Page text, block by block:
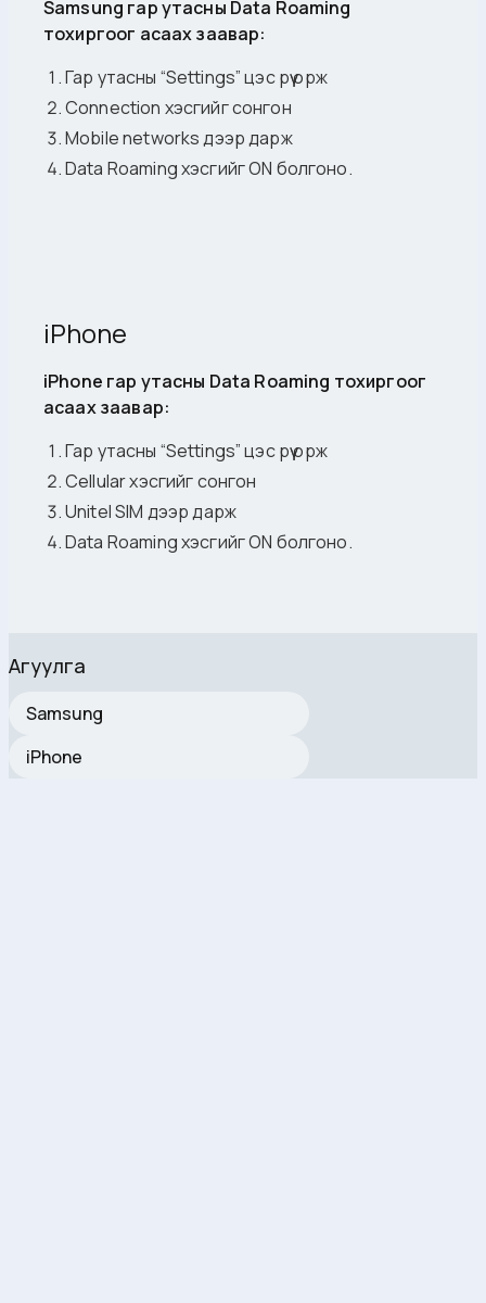
Samsung гар утасны Data Roaming
тохиргоог асаах заавар:
Гар утасны “Settings” цэс рүү орж
Connection хэсгийг сонгон
Mobile networks дээр дарж
Data Roaming хэсгийг ON болгоно.
iPhone
iPhone гар утасны Data Roaming тохиргоог
асаах заавар:
Гар утасны “Settings” цэс рүү орж
Cellular хэсгийг сонгон
Unitel SIM дээр дарж
Data Roaming хэсгийг ON болгоно.
Агуулга
Samsung
iPhone